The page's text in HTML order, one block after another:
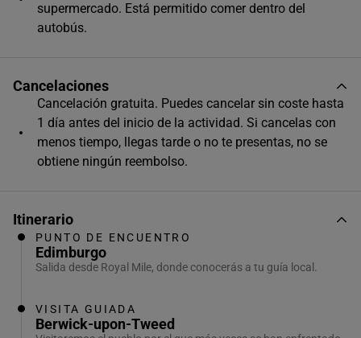
supermercado. Está permitido comer dentro del
autobús.
Cancelaciones
Cancelación gratuita. Puedes cancelar sin coste hasta
1 día antes del inicio de la actividad. Si cancelas con
menos tiempo, llegas tarde o no te presentas, no se
obtiene ningún reembolso.
Itinerario
PUNTO DE ENCUENTRO
Edimburgo
Salida desde Royal Mile, donde conocerás a tu guía local.
VISITA GUIADA
Berwick-upon-Tweed